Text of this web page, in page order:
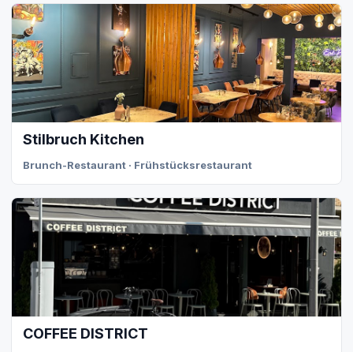
Stilbruch Kitchen
Brunch-Restaurant · Frühstücksrestaurant
COFFEE DISTRICT